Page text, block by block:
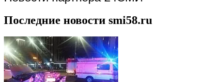
Последние новости smi58.ru